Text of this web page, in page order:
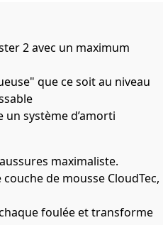
2 avec un maximum
que ce soit au niveau
système d’amorti
maximaliste.
de mousse CloudTec,
foulée et transforme